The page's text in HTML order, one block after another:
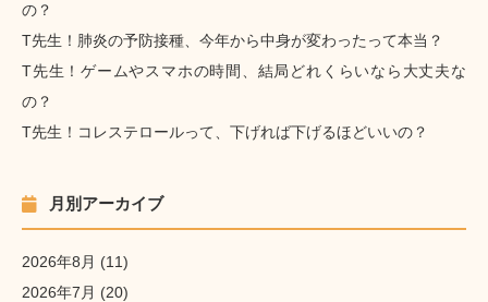
の？
T先生！肺炎の予防接種、今年から中身が変わったって本当？
T先生！ゲームやスマホの時間、結局どれくらいなら大丈夫な
の？
T先生！コレステロールって、下げれば下げるほどいいの？
月別アーカイブ
2026年8月 (11)
2026年7月 (20)